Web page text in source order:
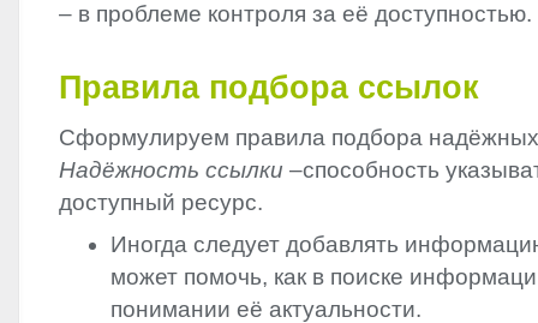
– в проблеме контроля за её доступностью.
Правила подбора ссылок
Сформулируем правила подбора
Надёжность ссылки –способность
доступный ресурс.
Иногда следует добавлять
может помочь, как в поиске
понимании её актуальности.